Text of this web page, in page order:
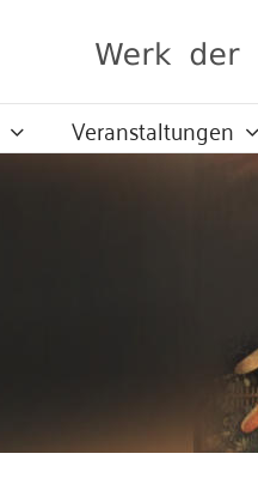
Veranstaltungen